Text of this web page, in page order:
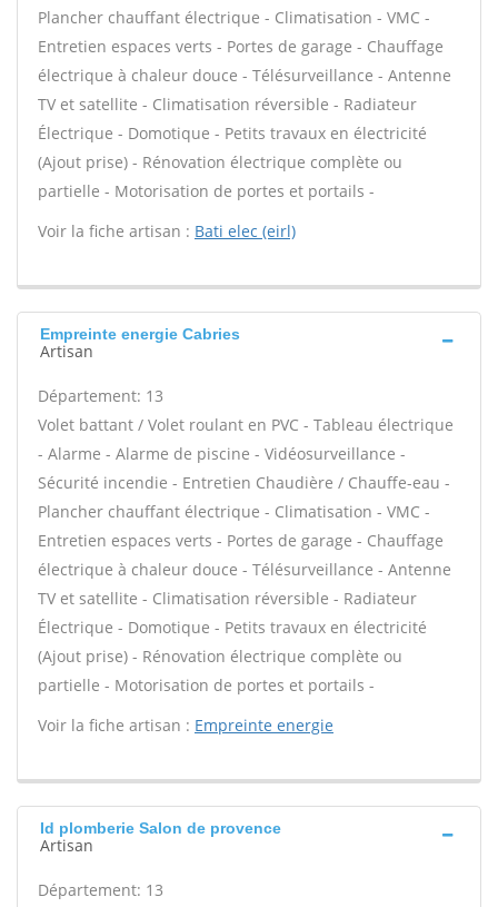
Plancher chauffant électrique - Climatisation - VMC -
Entretien espaces verts - Portes de garage - Chauffage
électrique à chaleur douce - Télésurveillance - Antenne
TV et satellite - Climatisation réversible - Radiateur
Électrique - Domotique - Petits travaux en électricité
(Ajout prise) - Rénovation électrique complète ou
partielle - Motorisation de portes et portails -
Voir la fiche artisan : Bati elec (eirl)
Empreinte energie Cabries
Artisan
Département: 13
Volet battant / Volet roulant en PVC - Tableau électrique
- Alarme - Alarme de piscine - Vidéosurveillance -
Sécurité incendie - Entretien Chaudière / Chauffe-eau -
Plancher chauffant électrique - Climatisation - VMC -
Entretien espaces verts - Portes de garage - Chauffage
électrique à chaleur douce - Télésurveillance - Antenne
TV et satellite - Climatisation réversible - Radiateur
Électrique - Domotique - Petits travaux en électricité
(Ajout prise) - Rénovation électrique complète ou
partielle - Motorisation de portes et portails -
Voir la fiche artisan : Empreinte energie
Id plomberie Salon de provence
Artisan
Département: 13